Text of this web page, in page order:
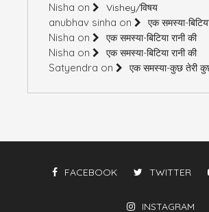
Nisha on Vishey/विषय
anubhav sinha on एक समस्या-
Nisha on एक समस्या-बिटिया रानी की
Nisha on एक समस्या-बिटिया रानी की
Satyendra on एक समस्या-कुछ तेरी
FACEBOOK TWITTER
INSTAGRAM